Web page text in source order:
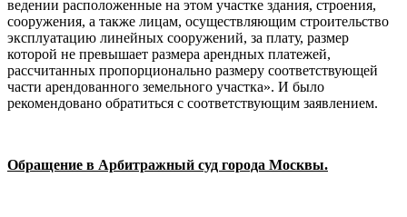
ведении расположенные на этом участке здания, строения,
сооружения, а также лицам, осуществляющим строительство
эксплуатацию линейных сооружений, за плату, размер
которой не превышает размера арендных платежей,
рассчитанных пропорционально размеру соответствующей
части арендованного земельного участка». И было
рекомендовано обратиться с соответствующим заявлением.
Обращение в Арбитражный суд города Москвы.